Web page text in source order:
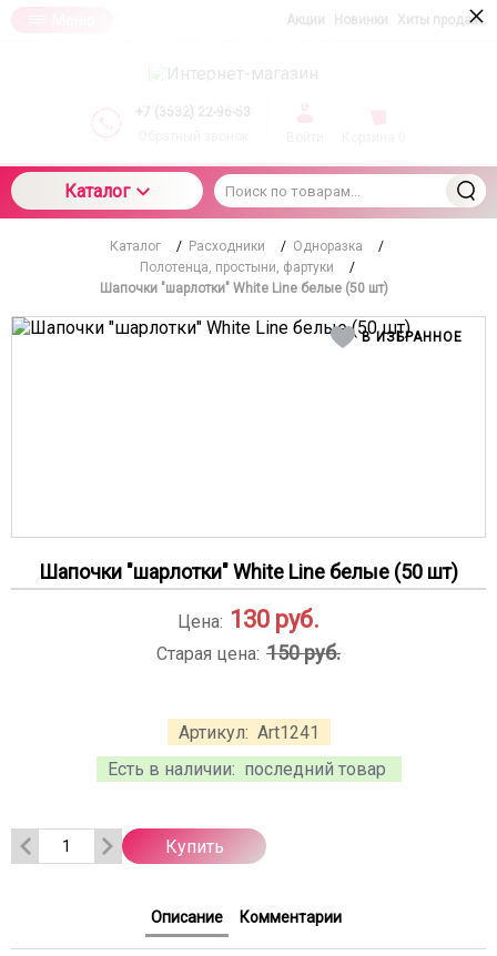
Акции Новинки Хиты продаж
+7 (3532) 22-96-53
Каталог
Каталог / Расходники / Одноразка
/
Полотенца, простыни, фартуки
/
Шапочки "шарлотки" White Line белые (50 шт)
В ИЗБРАННОЕ
Шапочки "шарлотки" White Line белые (50 шт)
Артикул: Art1241
Есть в наличии: последний товар
Цена: 130 руб.
Старая цена: 150 руб.
Купить
Описание Комментарии
подтверждаете свое согласие на использование
компанией cookie-файлов в соответствии с
настоящим соглашением в отношении данного
×